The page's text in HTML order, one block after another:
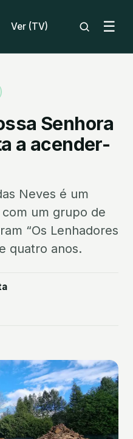
Ver (TV) ☰
Senhora
a acender-
Neves é um
um grupo de
“Os Lenhadores
quatro anos.